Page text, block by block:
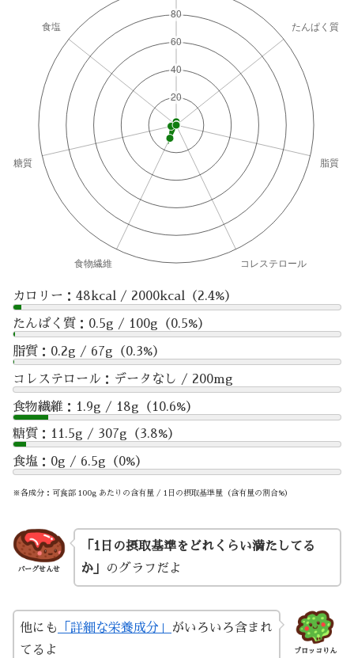
カロリー：48kcal / 2000kcal（2.4%）
たんぱく質：0.5g / 100g（0.5%）
脂質：0.2g / 67g（0.3%）
コレステロール：データなし / 200mg
食物繊維：1.9g / 18g（10.6%）
糖質：11.5g / 307g（3.8%）
食塩：0g / 6.5g（0%）
※各成分：可食部 100g あたりの含有量 / 1日の摂取基準量（含有量の割合%）
バーグせんせ
「1日の摂取基準をどれくらい満たしてる
か」
のグラフだよ
ブロッコりん
他にも 「詳細な栄養成分」
がいろいろ含まれ
てるよ